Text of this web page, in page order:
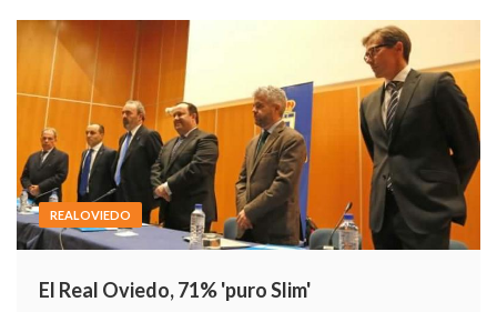
REALOVIEDO
El Real Oviedo, 71% 'puro Slim'